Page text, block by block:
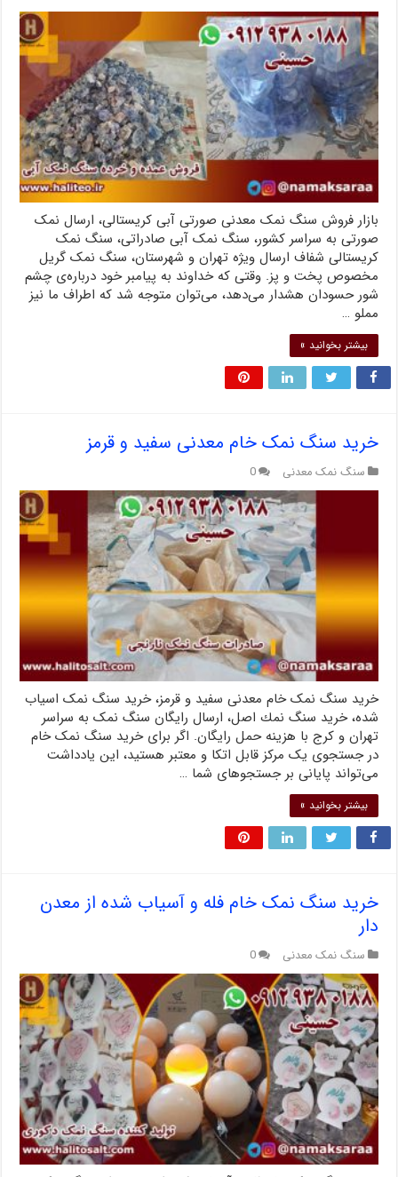
بازار فروش سنگ نمک معدنی صورتی آبی کریستالی، ارسال نمک
صورتی به سراسر کشور، سنگ نمک آبی صادراتی، سنگ نمک
کریستالی شفاف ارسال ویژه تهران و شهرستان، سنگ نمک گریل
مخصوص پخت و پز. وقتی که خداوند به پیامبر خود درباره‌ی چشم
شور حسودان هشدار می‌دهد، می‌توان متوجه شد که اطراف ما نیز
مملو …
بیشتر بخوانید »
خرید سنگ نمک خام معدنی سفید و قرمز
سنگ نمک معدنی 0
خرید سنگ نمک خام معدنی سفید و قرمز، خرید سنگ نمک اسیاب
شده، خريد سنگ نمك اصل، ارسال رایگان سنگ نمک به سراسر
تهران و کرج با هزینه حمل رایگان. اگر برای خرید سنگ نمک خام
در جستجوی یک مرکز قابل اتکا و معتبر هستید، این یادداشت
می‌تواند پایانی بر جستجوهای شما …
بیشتر بخوانید »
خرید سنگ نمک خام فله و آسیاب شده از معدن
دار
سنگ نمک معدنی 0